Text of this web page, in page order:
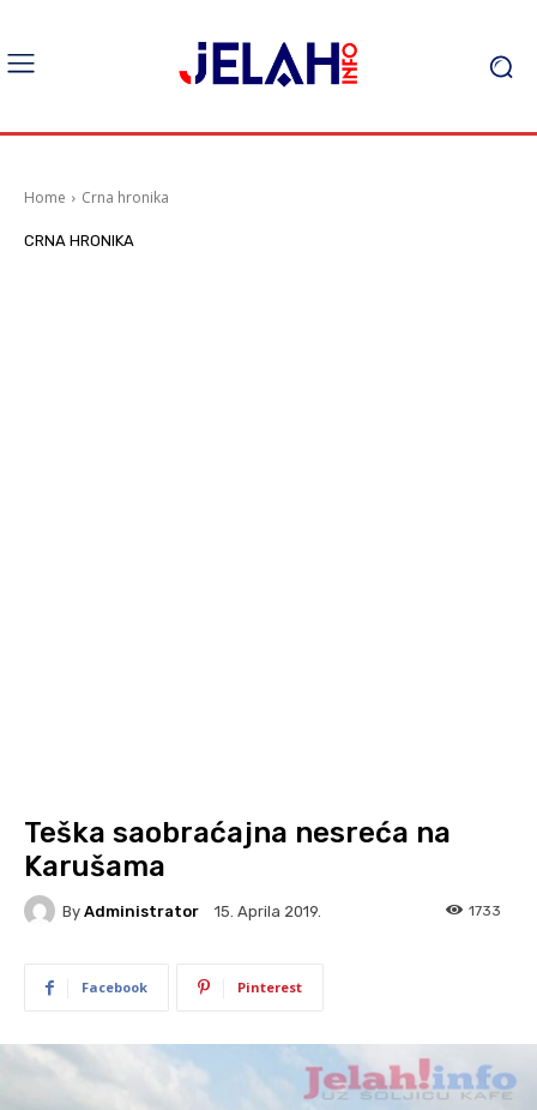
Home Crna hronika
CRNA HRONIKA
Teška saobraćajna nesreća na
Karušama
By Administrator 15. Aprila 2019. 1733
Facebook Pinterest